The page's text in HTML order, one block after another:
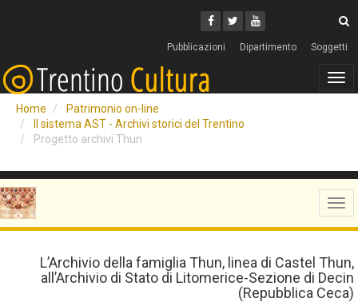
Facebook
Twitter
Youtube
Pubblicazioni Dipartimento Soggetti
Home
Patrimonio on-line
Il sistema AST - Archivi storici del Trentino
Progetto archivi Thun
L’Archivio della famiglia Thun, linea di Castel Thun,
all’Archivio di Stato di Litomerice-Sezione di Decin
(Repubblica Ceca)